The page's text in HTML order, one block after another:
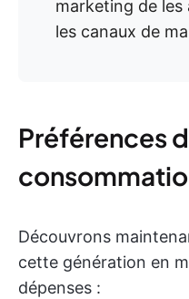
marketing de
les canaux de
Préférences
Découvrons
cette génération en
dépenses :